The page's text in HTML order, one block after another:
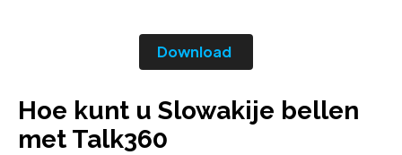
Download
Hoe kunt u Slowakije bellen
met Talk360